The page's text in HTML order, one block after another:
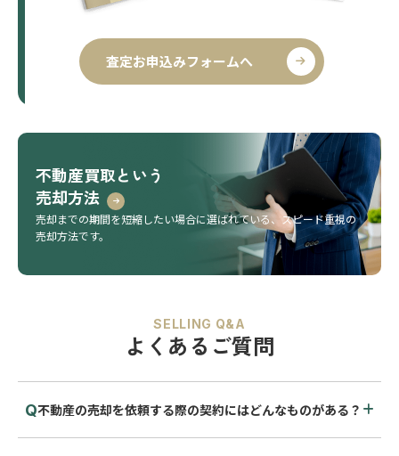
査定お申込みフォームへ
不動産買取という
売却方法
売却までの期間を短縮したい場合に選ばれている、 スピード重視の
売却方法です。
SELLING Q&A
よくあるご質問
不動産の売却を依頼する際の契約にはどんなものがある？